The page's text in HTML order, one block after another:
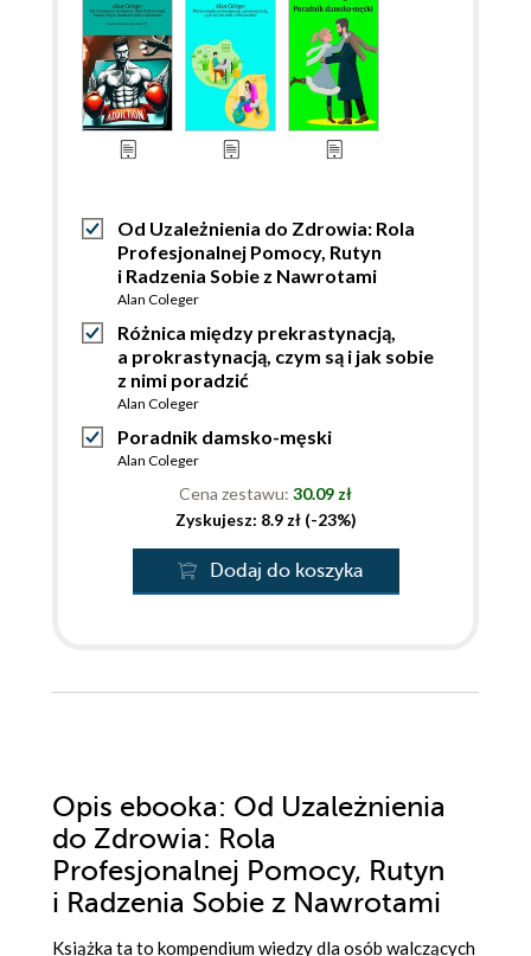
Od Uzależnienia do Zdrowia: Rola
Profesjonalnej Pomocy, Rutyn
i Radzenia Sobie z Nawrotami
Alan Coleger
Różnica między prekrastynacją,
a prokrastynacją, czym są i jak sobie
z nimi poradzić
Alan Coleger
Poradnik damsko-męski
Alan Coleger
Cena zestawu: 30.09 zł
Zyskujesz: 8.9 zł (-23%)
Dodaj do koszyka
Opis ebooka: Od Uzależnienia
do Zdrowia: Rola
Profesjonalnej Pomocy, Rutyn
i Radzenia Sobie z Nawrotami
Książka ta to kompendium wiedzy dla osób walczących